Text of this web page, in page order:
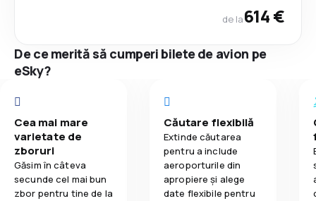
de la614 €
De ce merită să cumperi bilete de avion pe
eSky?
Cea mai mare
varietate de
zboruri
Găsim în câteva
secunde cel mai bun
zbor pentru tine de la
Căutare flexibilă
Extinde căutarea
pentru a include
aeroporturile din
apropiere și alege
date flexibile pentru